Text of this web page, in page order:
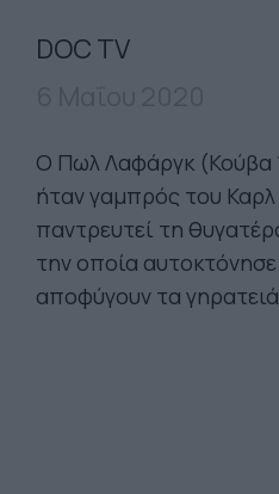
DOC TV
Ο Πωλ Λαφάργκ (Κούβα
ήταν γαμπρός του
παντρευτεί τη
την οποία αυτοκτόνησε
αποφύγουν τα